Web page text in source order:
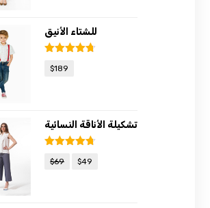
للشتاء الأنيق
out of 5
$189
تشكيلة الأناقة النسائية
out of 5
$69 $49